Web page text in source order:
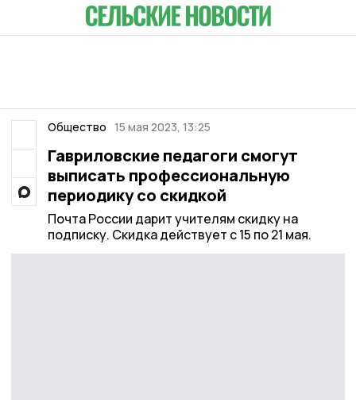
Общество 15 мая 2023, 13:25
Гавриловские педагоги смогут
выписать профессиональную
периодику со скидкой
Почта России дарит учителям скидку на
подписку. Скидка действует с 15 по 21 мая.